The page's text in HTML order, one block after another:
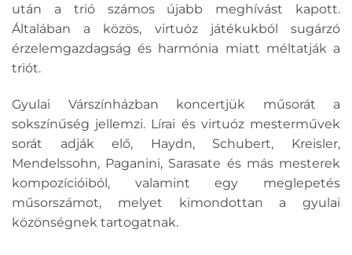
után a trió számos újabb meghívást kapott.
Általában a közös, virtuóz játékukból sugárzó
érzelemgazdagság és harmónia miatt méltatják a
triót.
Gyulai Várszínházban koncertjük műsorát a
sokszínűség jellemzi. Lírai és virtuóz mesterművek
sorát adják elő, Haydn, Schubert, Kreisler,
Mendelssohn, Paganini, Sarasate és más mesterek
kompozícióiból, valamint egy meglepetés
műsorszámot, melyet kimondottan a gyulai
közönségnek tartogatnak.